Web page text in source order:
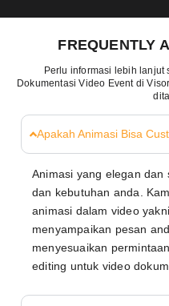
FREQUENTLY
Perlu informasi lebih lanjut
Dokumentasi Video Event di
Apakah Animasi Bisa
Animasi yang elegan dan
dan kebutuhan anda.
animasi dalam video
menyampaikan pesan
menyesuaikan
editing untuk video